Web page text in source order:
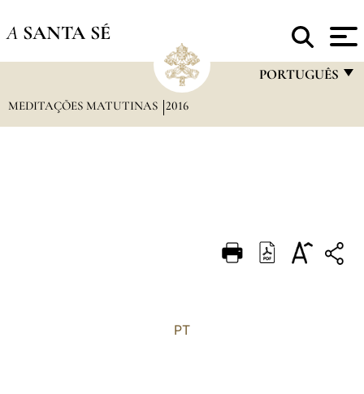
A SANTA SÉ
PORTUGUÊS
DEUTSCH
MEDITAÇÕES MATUTINAS 2016
PT